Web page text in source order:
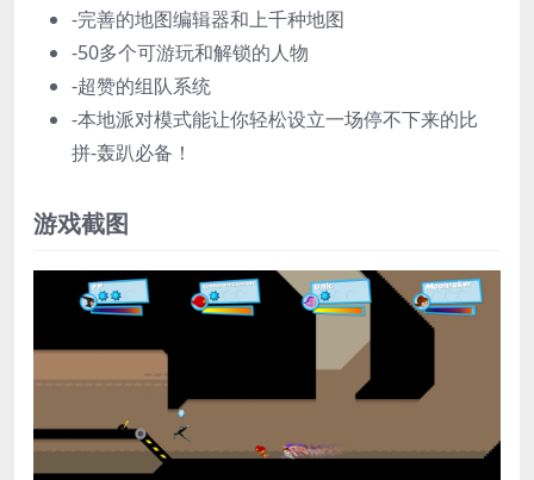
-完善的地图编辑器和上千种地图
-50多个可游玩和解锁的人物
-超赞的组队系统
-本地派对模式能让你轻松设立一场停不下来的比
拼-轰趴必备！
游戏截图